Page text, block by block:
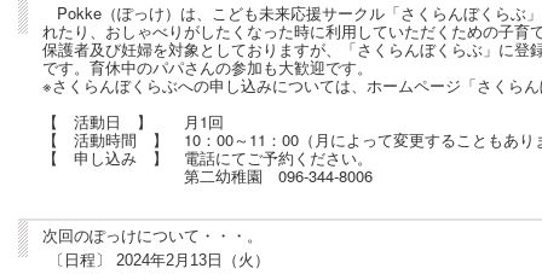
Pokke（ぽっけ）は、こども未来応援サークル「さくらんぼくらぶ
れたり、おしゃべりがしたくなった時に利用していただくための子育
保護者及び妊婦を対象としておりますが、「さくらんぼくらぶ」に登
です。育休中のパパさんの参加も大歓迎です。
※さくらんぼくらぶへの申し込みについては、ホームページ「さくら
【 活動日 】 月1回
【 活動時間 】 10：00～11：00（月によって変更することもあり
【 申し込み 】 電話にてご予約ください。
第二幼稚園 096-344-8006
次回のぽっけについて・・・。
〔日程〕 2024年2月13日（火）